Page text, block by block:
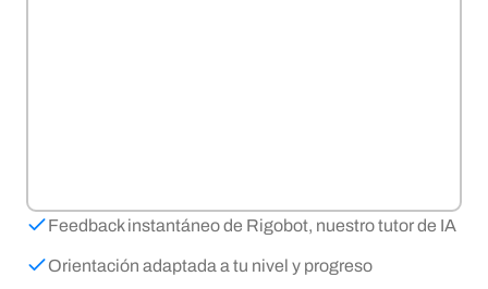
Feedback instantáneo de Rigobot, nuestro tutor de IA
Orientación adaptada a tu nivel y progreso